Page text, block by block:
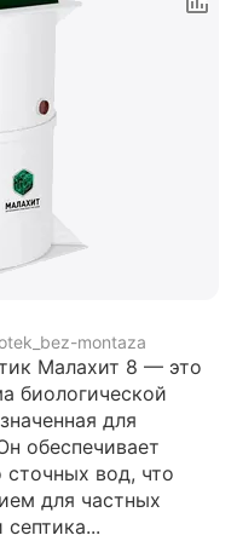
montaza
Малахит 8 — это
биологической
для
обеспечивает
вод, что
для частных